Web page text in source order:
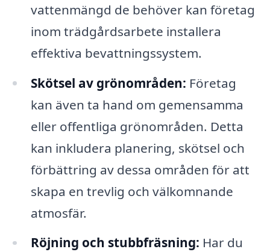
vattenmängd de behöver kan företag
inom trädgårdsarbete installera
effektiva bevattningssystem.
Skötsel av grönområden: Företag
kan även ta hand om gemensamma
eller offentliga grönområden. Detta
kan inkludera planering, skötsel och
förbättring av dessa områden för att
skapa en trevlig och välkomnande
atmosfär.
Röjning och stubbfräsning: Har du